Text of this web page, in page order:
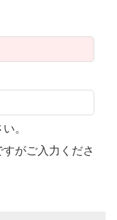
。
がご入力くださ